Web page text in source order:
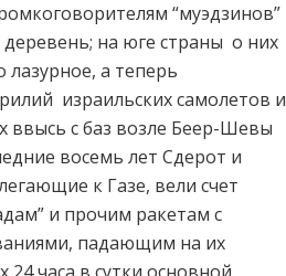
“муэдзинов”
на юге страны о них
а теперь
израильских самолетов и
ввысь с баз возле Беер-Шевы
восемь лет Сдерот и
к Газе, вели счет
и прочим ракетам с
падающим на их